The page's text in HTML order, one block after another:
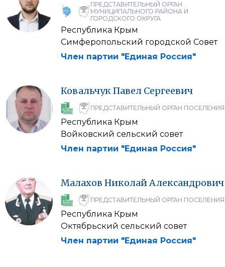
ПРЕДСТАВИТЕЛЬНЫЙ ОРГАН
МУНИЦИПАЛЬНОГО РАЙОНА И
ГОРОДСКОГО ОКРУГА
Республика Крым
Симферопольский городской Совет
Член партии "Единая Россия"
КовальчукПавел Сергеевич
ПРЕДСТАВИТЕЛЬНЫЙ ОРГАН ПОСЕЛЕНИЯ
Республика Крым
Войковский сельский совет
Член партии "Единая Россия"
Малахов НиколайАлександрович
ПРЕДСТАВИТЕЛЬНЫЙ ОРГАН ПОСЕЛЕНИЯ
Республика Крым
Октябрьский сельский совет
Член партии "Единая Россия"